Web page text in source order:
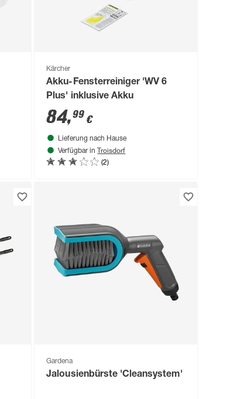
Kärcher
Akku-Fensterreiniger 'WV 6
Plus' inklusive Akku
84,99 €
Lieferung nach Hause
Verfügbar in Troisdorf
(2)
Gardena
Jalousienbürste 'Cleansystem'